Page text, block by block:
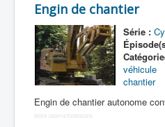
Dessins
Artiste Asperger
Lexique
察 サイバーコップ
cerveau
Engin de chantier
Série :
véhicule
chantier
Engin de chantier autonome
More Joomla Extensions